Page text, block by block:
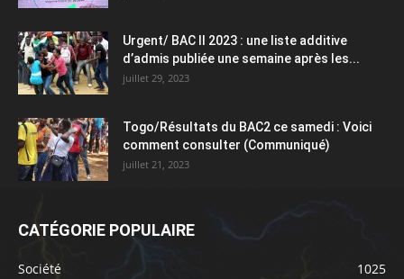
Urgent/ BAC II 2023 : une liste additive
d’admis publiée une semaine après les...
juillet 29, 2023
Togo/Résultats du BAC2 ce samedi : Voici
comment consulter (Communiqué)
juillet 21, 2023
CATÉGORIE POPULAIRE
Société
1025